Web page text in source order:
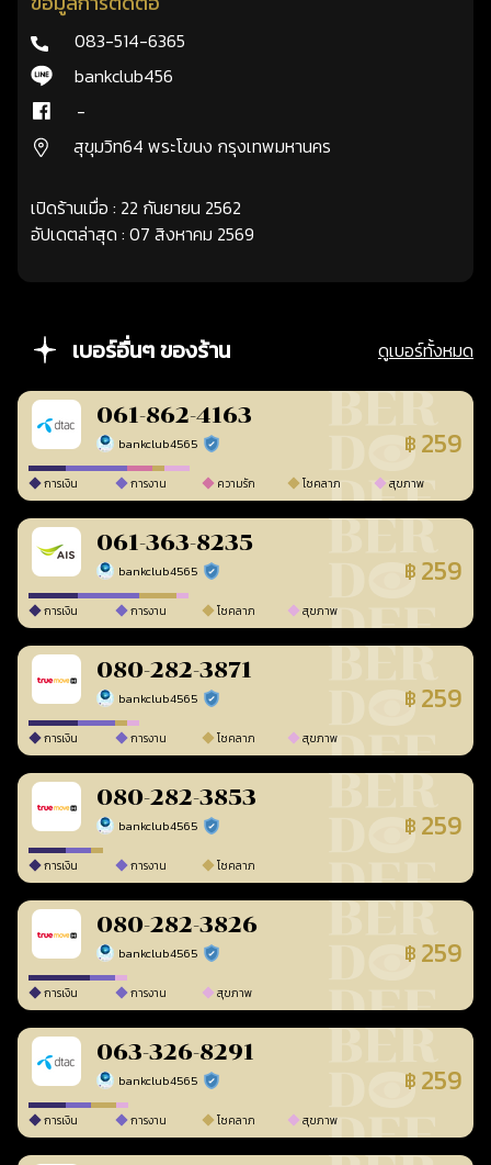
083-514-6365
bankclub456
-
สุขุมวิท64 พระโขนง กรุงเทพมหานคร
เปิดร้านเมื่อ : 22 กันยายน 2562
อัปเดตล่าสุด : 07 สิงหาคม 2569
เบอร์อื่นๆ ของร้าน ดูเบอร์ทั้งหมด
061-862-4163
bankclub4565 ร้านยืนยันแล้ว ฿ 259
การเงิน การงาน ความรัก โชคลาภ สุขภาพ
061-363-8235
bankclub4565 ร้านยืนยันแล้ว ฿ 259
การเงิน การงาน โชคลาภ สุขภาพ
080-282-3871
bankclub4565 ร้านยืนยันแล้ว ฿ 259
การเงิน การงาน โชคลาภ สุขภาพ
080-282-3853
bankclub4565 ร้านยืนยันแล้ว ฿ 259
การเงิน การงาน โชคลาภ
080-282-3826
bankclub4565 ร้านยืนยันแล้ว ฿ 259
การเงิน การงาน สุขภาพ
063-326-8291
bankclub4565 ร้านยืนยันแล้ว ฿ 259
การเงิน การงาน โชคลาภ สุขภาพ